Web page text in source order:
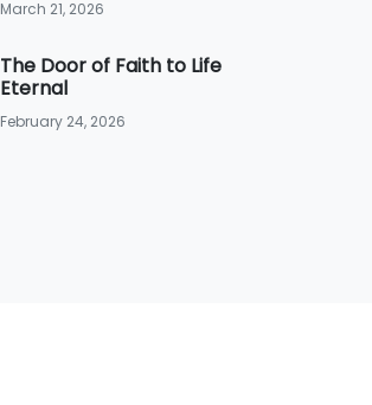
March 21, 2026
The Door of Faith to Life
Eternal
February 24, 2026